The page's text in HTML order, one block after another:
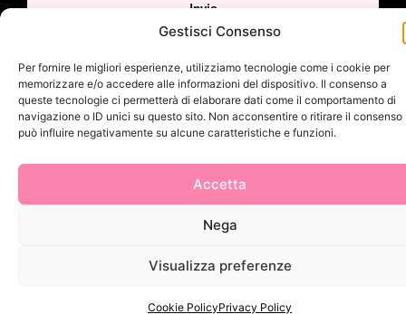
Gestisci Consenso
Per fornire le migliori esperienze, utilizziamo tecnologie come i cookie per
memorizzare e/o accedere alle informazioni del dispositivo. Il consenso a
queste tecnologie ci permetterà di elaborare dati come il comportamento di
navigazione o ID unici su questo sito. Non acconsentire o ritirare il consenso
può influire negativamente su alcune caratteristiche e funzioni.
Accetta
Nega
Visualizza preferenze
Cookie PolicyPrivacy Policy
Invia
2025 Delì |Privacy Policy|Cookie Policy| Made with byJenny
Mina